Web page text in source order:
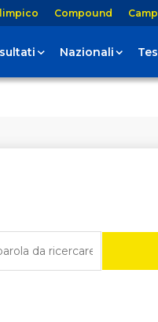
Compound
Nazionali